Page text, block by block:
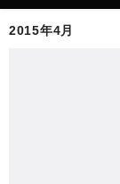
2015年4月